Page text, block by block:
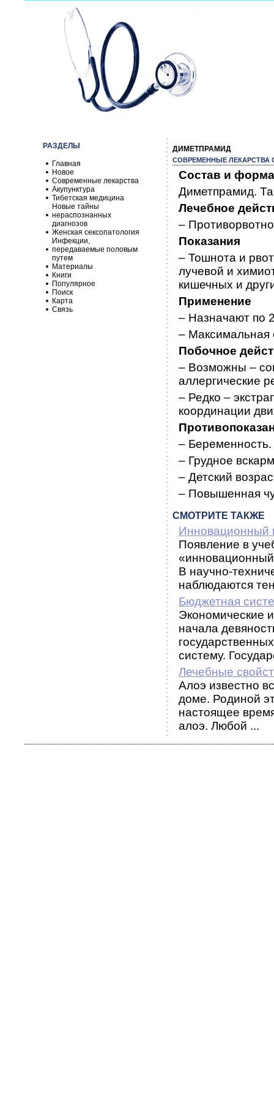
РАЗДЕЛЫ
Главная
Новое
Современные лекарства
Акупунктура
Тибетская медицина
Новые тайны
нераспознанных
диагнозов
Женская сексопатология
Инфекции,
передаваемые половым
путем
Материалы
Книги
Популярное
Поиск
Карта
Связь
ДИМЕТПРАМИД
СОВРЕМЕННЫЕ ЛЕКАРСТВА
Состав и
Диметпрамид.
Лечебное
–
Показания
– Тошнота и
лучевой и
кишечных и
Применение
– Назначают по
– Максимальная
Побочное
– Возможны –
аллергические
– Редко –
координации
– Беременность.
– Грудное
– Детский
– Повышенная
СМОТРИТЕ ТАКЖЕ
Инновационный
Появление в
В научно-
наблюдаются
Бюджетная
Экономические
начала
систему.
Лечебные
Алоэ известно
доме. Родиной
настоящее
алоэ. Любой ...